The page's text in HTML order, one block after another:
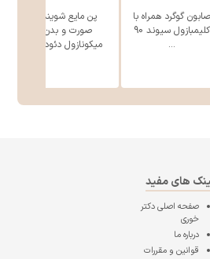
صابون گوگرد همراه با
کلیمبازول سیوند 90
...
پن مایع شوینده
صورت و بدن
میکونازول دئود ...
های مفید
صفحه اصلیدکتر
خوری
درباره ما
قوانین و مقررات